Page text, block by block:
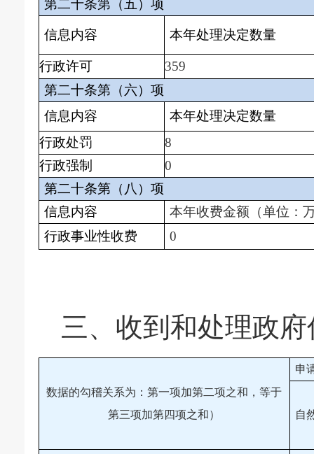
第二十条第（五）项
信息内容 本年处理决定数量
行政许可
359
第二十条第（六）项
信息内容
本年处理决定数量
行政处罚
8
行政强制
0
第二十条第（八）项
信息内容
本年收费金额（单位：
行政事业性收费
0
三、 收到和处理政
数据的勾稽关系为：第一项加第二项之和，等于
第三项加第四项之和）
申
自